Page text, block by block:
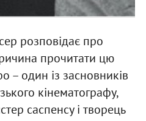
розповідає про
прочитати цю
– один із засновників
кінематографу,
саспенсу і творець